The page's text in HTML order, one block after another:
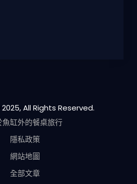
All Rights Reserved.
魚缸外的餐桌旅行
隱私政策
網站地圖
全部文章